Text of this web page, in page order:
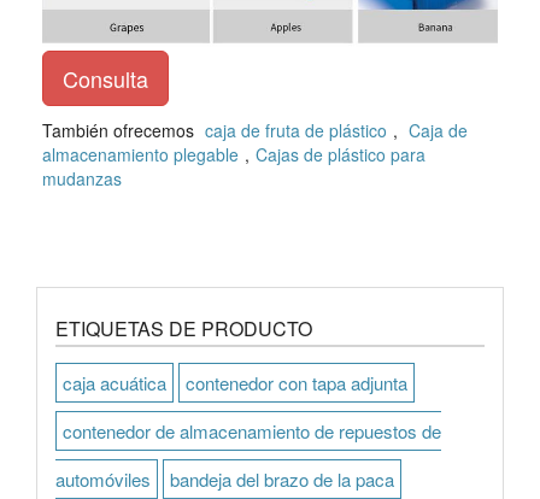
Consulta
También ofrecemos caja de fruta de plástico , Caja de
almacenamiento plegable , Cajas de plástico para
mudanzas
ETIQUETAS DE PRODUCTO
caja acuática
contenedor con tapa adjunta
contenedor de almacenamiento de repuestos de
automóviles
bandeja del brazo de la paca